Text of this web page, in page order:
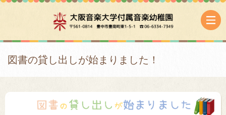
図書の貸し出しが始まりました！